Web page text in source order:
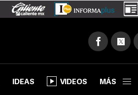
IDEAS VIDEOS MÁS